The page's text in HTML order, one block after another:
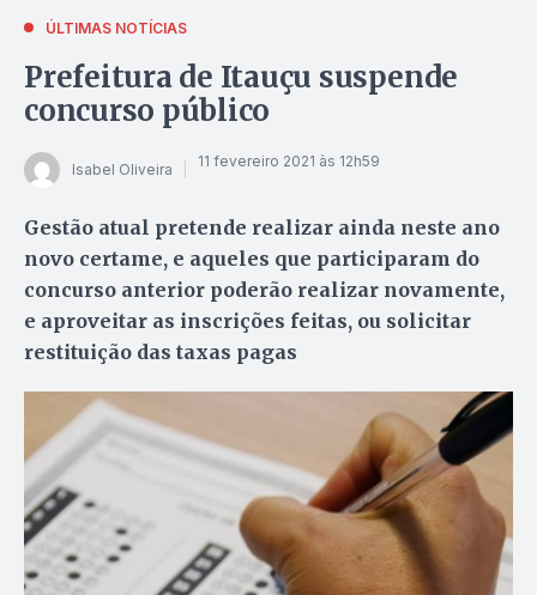
ÚLTIMAS NOTÍCIAS
Prefeitura de Itauçu suspende
concurso público
Isabel Oliveira 11 fevereiro 2021 às 12h59
Gestão atual pretende realizar ainda neste ano
novo certame, e aqueles que participaram do
concurso anterior poderão realizar novamente,
e aproveitar as inscrições feitas, ou solicitar
restituição das taxas pagas